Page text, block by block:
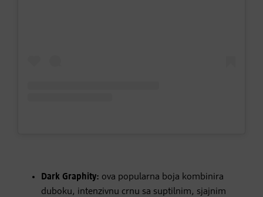
Dark Graphity: ova popularna boja kombinira
duboku, intenzivnu crnu sa suptilnim, sjajnim